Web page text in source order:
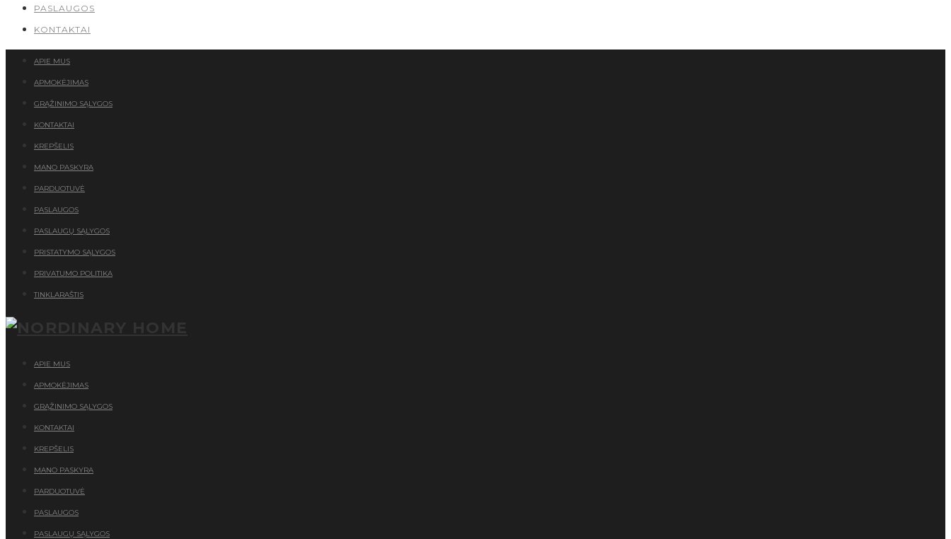
PASLAUGOS
KONTAKTAI
APIE MUS
APMOKĖJIMAS
GRĄŽINIMO SĄLYGOS
KONTAKTAI
KREPŠELIS
MANO PASKYRA
PARDUOTUVĖ
PASLAUGOS
PASLAUGŲ SĄLYGOS
PRISTATYMO SĄLYGOS
PRIVATUMO POLITIKA
TINKLARAŠTIS
APIE MUS
APMOKĖJIMAS
GRĄŽINIMO SĄLYGOS
KONTAKTAI
KREPŠELIS
MANO PASKYRA
PARDUOTUVĖ
PASLAUGOS
PASLAUGŲ SĄLYGOS